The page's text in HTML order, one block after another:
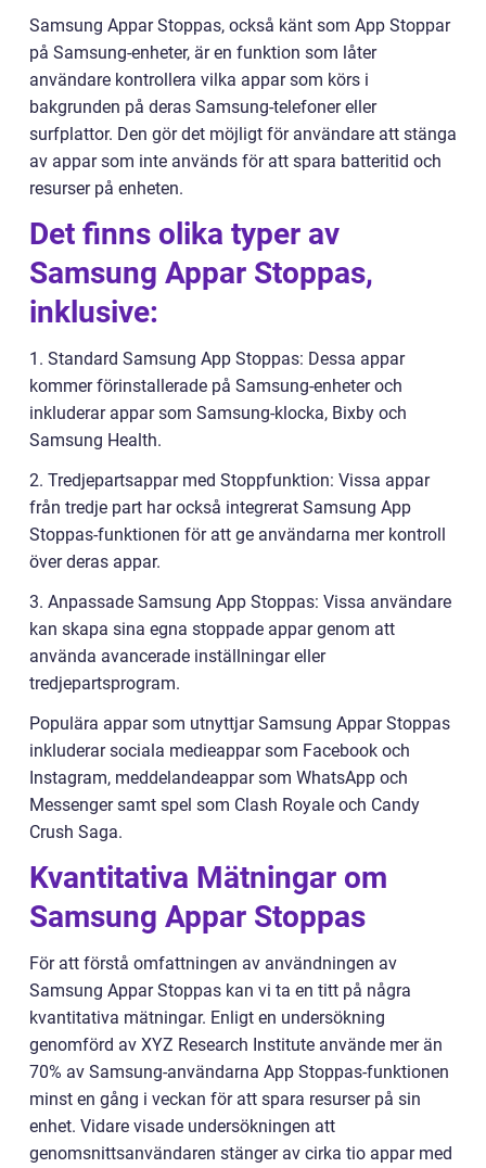
Samsung Appar Stoppas, också känt som App Stoppar
på Samsung-enheter, är en funktion som låter
användare kontrollera vilka appar som körs i
bakgrunden på deras Samsung-telefoner eller
surfplattor. Den gör det möjligt för användare att stänga
av appar som inte används för att spara batteritid och
resurser på enheten.
Det finns olika typer av
Samsung Appar Stoppas,
inklusive:
1. Standard Samsung App Stoppas: Dessa appar
kommer förinstallerade på Samsung-enheter och
inkluderar appar som Samsung-klocka, Bixby och
Samsung Health.
2. Tredjepartsappar med Stoppfunktion: Vissa appar
från tredje part har också integrerat Samsung App
Stoppas-funktionen för att ge användarna mer kontroll
över deras appar.
3. Anpassade Samsung App Stoppas: Vissa användare
kan skapa sina egna stoppade appar genom att
använda avancerade inställningar eller
tredjepartsprogram.
Populära appar som utnyttjar Samsung Appar Stoppas
inkluderar sociala medieappar som Facebook och
Instagram, meddelandeappar som WhatsApp och
Messenger samt spel som Clash Royale och Candy
Crush Saga.
Kvantitativa Mätningar om
Samsung Appar Stoppas
För att förstå omfattningen av användningen av
Samsung Appar Stoppas kan vi ta en titt på några
kvantitativa mätningar. Enligt en undersökning
genomförd av XYZ Research Institute använde mer än
70% av Samsung-användarna App Stoppas-funktionen
minst en gång i veckan för att spara resurser på sin
enhet. Vidare visade undersökningen att
genomsnittsanvändaren stänger av cirka tio appar med